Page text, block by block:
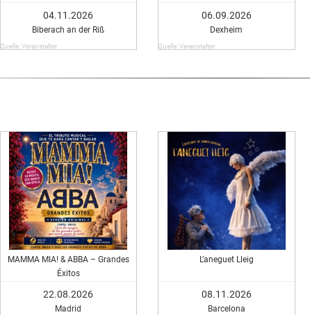
04.11.2026
Biberach an der Riß
Quelle: Veranstalter
06.09.2026
Dexheim
Quelle: Veranstalter
MAMMA MIA! & ABBA – Grandes
Éxitos
22.08.2026
Madrid
L’aneguet Lleig
08.11.2026
Barcelona